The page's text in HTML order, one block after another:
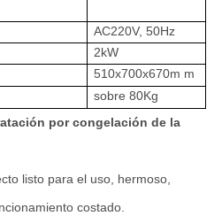
AC220V, 50Hz
2kW
510x700x670m m
sobre 80Kg
por congelación de la
listo para el uso, hermoso,
costado.